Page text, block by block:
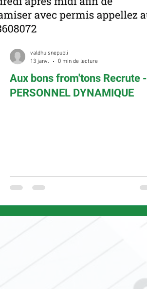
Aux bons from'tons Recrute -
PERSONNEL DYNAMIQUE
valdhuisnepubli
13 janv.
0 min de lecture